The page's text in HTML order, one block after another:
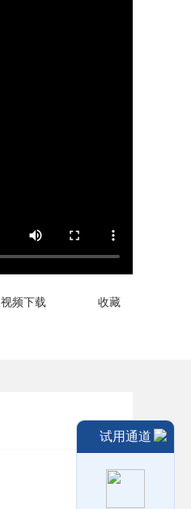
视频下载 收藏
试用通道